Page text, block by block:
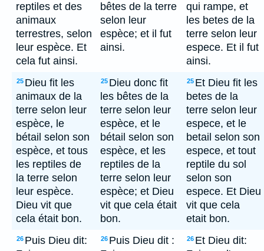
reptiles et des
animaux
terrestres, selon
leur espèce. Et
cela fut ainsi.
bêtes de la terre
selon leur
espèce; et il fut
ainsi.
qui rampe, et
les betes de la
terre selon leur
espece. Et il fut
ainsi.
25 Dieu fit les
animaux de la
terre selon leur
espèce, le
bétail selon son
espèce, et tous
les reptiles de
la terre selon
leur espèce.
Dieu vit que
cela était bon.
25 Dieu donc fit
les bêtes de la
terre selon leur
espèce, et le
bétail selon son
espèce, et les
reptiles de la
terre selon leur
espèce; et Dieu
vit que cela était
bon.
25 Et Dieu fit les
betes de la
terre selon leur
espece, et le
betail selon son
espece, et tout
reptile du sol
selon son
espece. Et Dieu
vit que cela
etait bon.
26 Puis Dieu dit:
26 Puis Dieu dit :
26 Et Dieu dit: